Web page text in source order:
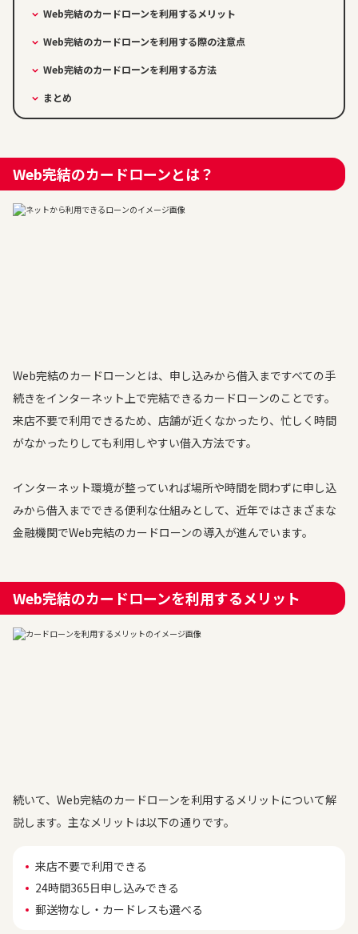
Web完結のカードローンを利用するメリット
Web完結のカードローンを利用する際の注意点
Web完結のカードローンを利用する方法
まとめ
Web完結のカードローンとは？
Web完結のカードローンとは、申し込みから借入まですべての手
続きをインターネット上で完結できるカードローンのことです。
来店不要で利用できるため、店舗が近くなかったり、忙しく時間
がなかったりしても利用しやすい借入方法です。
インターネット環境が整っていれば場所や時間を問わずに申し込
みから借入までできる便利な仕組みとして、近年ではさまざまな
金融機関でWeb完結のカードローンの導入が進んでいます。
Web完結のカードローンを利用するメリット
続いて、Web完結のカードローンを利用するメリットについて解
説します。主なメリットは以下の通りです。
来店不要で利用できる
24時間365日申し込みできる
郵送物なし・カードレスも選べる